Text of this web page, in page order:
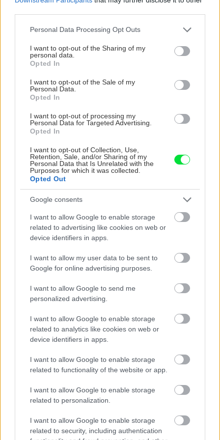
Please note that this website/app uses one or more Google
not limited to your visit or usage behaviour. You may click to
grant or deny consent to Google and its third-party tags to
use your data for below specified purposes in below Google
consent section.
Personal Data Processing Opt Outs
I want to opt-out of the Sharing of my
personal data.
Opted In
I want to opt-out of the Sale of my
Personal Data.
Opted In
I want to opt-out of processing my
Personal Data for Targeted Advertising.
Opted In
I want to opt-out of Collection, Use,
Retention, Sale, and/or Sharing of my
Personal Data that Is Unrelated with the
Purposes for which it was collected.
Opted Out
Google consents
I want to allow Google to enable storage
related to advertising like cookies on web or
device identifiers in apps.
I want to allow my user data to be sent to
Google for online advertising purposes.
I want to allow Google to send me
personalized advertising.
I want to allow Google to enable storage
related to analytics like cookies on web or
device identifiers in apps.
I want to allow Google to enable storage
related to functionality of the website or app.
I want to allow Google to enable storage
related to personalization.
I want to allow Google to enable storage
related to security, including authentication
PREČÍTAJTE SI TIEŽ
odpovedajú na najčastejšie
Výber a aplikácia povrchovej úpravy
Výber správneho povrchového náteru závisí od
vašich preferencií týkajúcich sa vzhľadu
a odolnosti.
okrajové brúsky. Môžu sa používať v kombinácii s
vymeniteľné.|Zdroj: shutterstock.com